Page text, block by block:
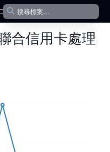
navigation menu
合信用卡處理